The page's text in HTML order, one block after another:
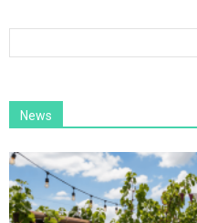
News